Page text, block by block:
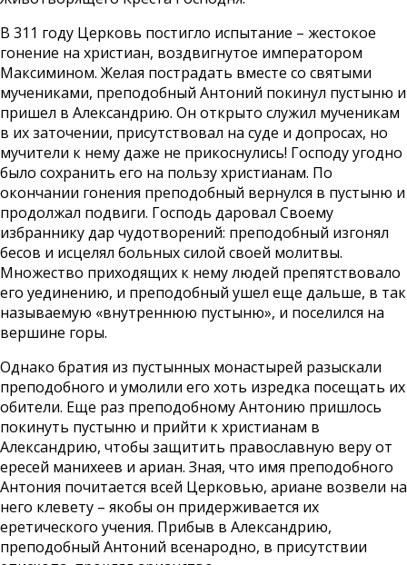
В 311 году Церковь постигло испытание – жестокое
гонение на христиан, воздвигнутое императором
Максимином. Желая пострадать вместе со святыми
мучениками, преподобный Антоний покинул пустыню и
пришел в Александрию. Он открыто служил мученикам
в их заточении, присутствовал на суде и допросах, но
мучители к нему даже не прикоснулись! Господу угодно
было сохранить его на пользу христианам. По
окончании гонения преподобный вернулся в пустыню и
продолжал подвиги. Господь даровал Своему
избраннику дар чудотворений: преподобный изгонял
бесов и исцелял больных силой своей молитвы.
Множество приходящих к нему людей препятствовало
его уединению, и преподобный ушел еще дальше, в так
называемую «внутреннюю пустыню», и поселился на
вершине горы.
Однако братия из пустынных монастырей разыскали
преподобного и умолили его хоть изредка посещать их
обители. Еще раз преподобному Антонию пришлось
покинуть пустыню и прийти к христианам в
Александрию, чтобы защитить православную веру от
ересей манихеев и ариан. Зная, что имя преподобного
Антония почитается всей Церковью, ариане возвели на
него клевету – якобы он придерживается их
еретического учения. Прибыв в Александрию,
преподобный Антоний всенародно, в присутствии